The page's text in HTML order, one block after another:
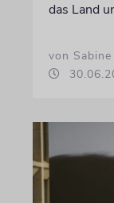
das Land
von